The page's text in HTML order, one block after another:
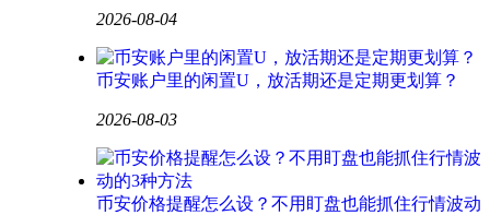
2026-08-04
币安账户里的闲置U，放活期还是定期更划算？
2026-08-03
币安价格提醒怎么设？不用盯盘也能抓住行情波动